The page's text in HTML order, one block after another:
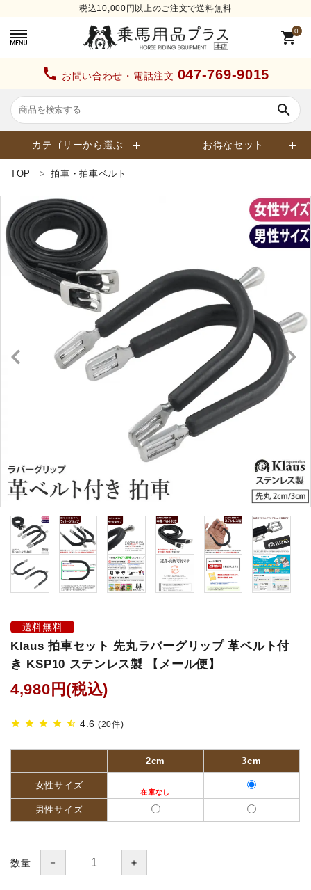
税込10,000円以上のご注文で送料無料
0
shopping_cart
call お問い合わせ・電話注文 047-769-9015
search
カテゴリーから選ぶ お得なセット
カテゴリーから探す
ヘルメット
キュロット・ズボン
プロテクターベスト
ハーフチャップス・靴下
拍車・拍車ベルト
手袋（グローブ）
鞭（ムチ）
乗馬ウェア・下着・雨具
鐙(あぶみ)・鐙革
ゼッケン・パッド
頭絡・手綱・ハミ・耳ネット
馬プロテクター・肢巻・わんこ
手入れ用品・厩舎用品
鞍・サドル用品・腹帯
TOP 拍車・拍車ベルト
送料無料
Klaus 拍車セット 先丸ラバーグリップ 革ベルト付
き KSP10 ステンレス製 【メール便】
4,980円(税込)
star star star star star_half 4.6 (20件)
2cm 3cm
女性サイズ
男性サイズ
数量 － ＋